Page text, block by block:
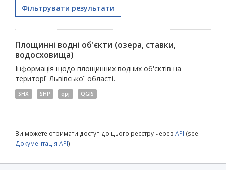
Фільтрувати результати
Площинні водні об'єкти (озера, ставки,
водосховища)
Інформація щодо площинних водних об'єктів на
території Львівської області.
SHX SHP qpj QGIS
Ви можете отримати доступ до цього реєстру через API (see
Документація API).